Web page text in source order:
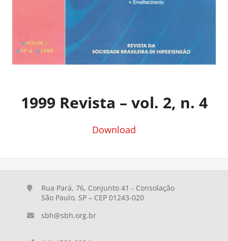
1999 Revista – vol. 2, n. 4
Download
Rua Pará, 76, Conjunto 41 - Consolação
São Paulo, SP – CEP 01243-020
sbh@sbh.org.br